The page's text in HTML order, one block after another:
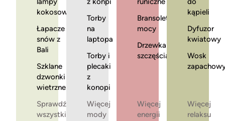
kokosowe
Łapacze
snów z
Bali
Szklane
dzwonki
wietrzne
Sprawdź
wszystkie
Torby
na
laptopa
Torby i
plecaki
z
konopi
Więcej
mody
Bransoletki
mocy
Drzewka
szczęścia
Więcej
energii
kąpieli
Dyfuzor
kwiatowy
Wosk
Więcej
relaksu